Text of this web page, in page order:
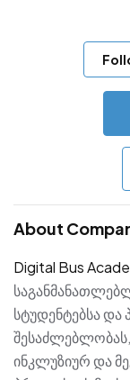
About
Digital Bus
სტუდენტებსა
შესაძლებლობას,
ინკლუზიურ და